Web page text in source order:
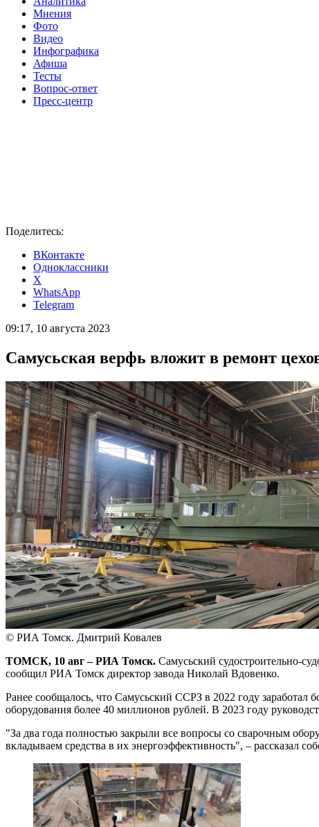
Мнения
Фото
Видео
Инфографика
Афиша
Тесты
Вопрос-ответ
Пресс-центр
Поделитесь:
ВКонтакте
Одноклассники
X
WhatsApp
Telegram
09:17, 10 августа 2023
Самусьская верфь вложит в ремонт
© РИА Томск. Дмитрий Ковалев
ТОМСК, 10 авг – РИА Томск. Самусьский судостроительно-
сообщил РИА Томск директор завода Николай Вдовенко.
Ранее сообщалось, что Самусьский ССРЗ в 2022 году
оборудования более 40 миллионов рублей. В 2023 году
"За два года полностью закрыли все вопросы со сварочным
вкладываем средства в их энергоэффективность", – рассказал